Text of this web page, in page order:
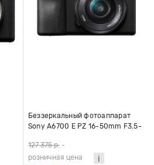
Беззеркальный фотоаппарат
Sony A6700 E PZ 16-50mm F3.5-
127 375 р. -
розничная цена